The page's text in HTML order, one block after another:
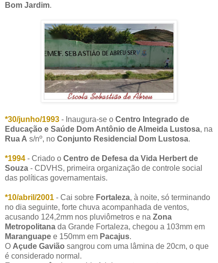
Bom Jardim.
*30/junho/1993 - Inaugura-se o Centro Integrado de
Educação e Saúde Dom Antônio de Almeida Lustosa, na
Rua A s/nº, no Conjunto Residencial Dom Lustosa.
*1994 - Criado o Centro de Defesa da Vida Herbert de
Souza - CDVHS, primeira organização de controle social
das políticas governamentais.
*10/abril/2001 - Cai sobre Fortaleza, à noite, só terminando
no dia seguinte, forte chuva acompanhada de ventos,
acusando 124,2mm nos pluviômetros e na Zona
Metropolitana da Grande Fortaleza, chegou a 103mm em
Maranguape e 150mm em Pacajus.
O Açude Gavião sangrou com uma lâmina de 20cm, o que
é considerado normal.